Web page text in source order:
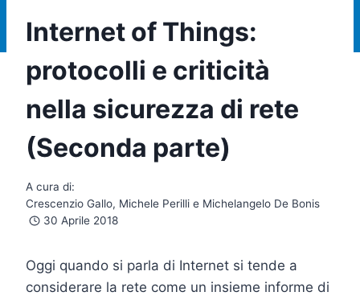
Internet of Things:
protocolli e criticità
nella sicurezza di rete
(Seconda parte)
A cura di:
Crescenzio Gallo, Michele Perilli e Michelangelo De Bonis
30 Aprile 2018
Oggi quando si parla di Internet si tende a
considerare la rete come un insieme informe di